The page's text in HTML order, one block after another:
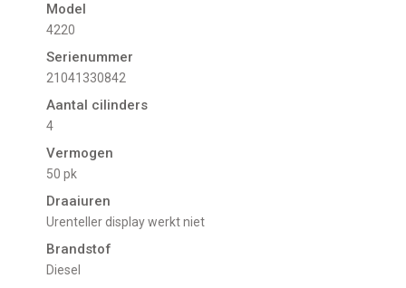
Model
4220
Serienummer
21041330842
Aantal cilinders
4
Vermogen
50 pk
Draaiuren
Urenteller display werkt niet
Brandstof
Diesel